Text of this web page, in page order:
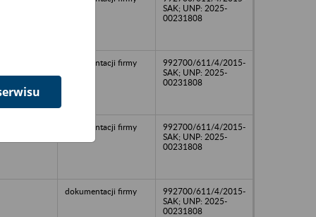
SAK; UNP: 2025-
00231808
dokumentacji firmy
992700/611/4/2015-
SAK; UNP: 2025-
00231808
dokumentacji firmy
992700/611/4/2015-
SAK; UNP: 2025-
00231808
dokumentacji firmy
992700/611/4/2015-
SAK; UNP: 2025-
00231808